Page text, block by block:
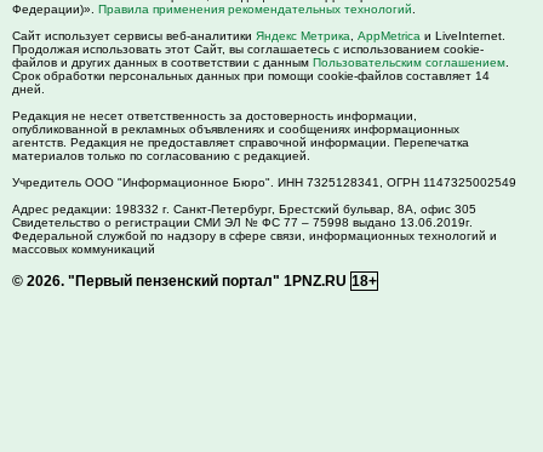
Федерации)». Правила применения рекомендательных технологий
Сайт использует сервисы веб-аналитики Яндекс Метрика AppMetrica и LiveInternet.
Продолжая использовать этот Сайт, вы соглашаетесь с использованием cookie-
файлов и других данных в соответствии с данным Пользовательским соглашением
Срок обработки персональных данных при помощи cookie-файлов составляет 14
дней.
Редакция не несет ответственность за достоверность информации,
опубликованной в рекламных объявлениях и сообщениях информационных
агентств. Редакция не предоставляет справочной информации. Перепечатка
материалов только по согласованию с редакцией.
Учредитель ООО "Информационное Бюро". ИНН 7325128341, ОГРН 1147325002549
Адрес редакции: 198332 г. Санкт-Петербург, Брестский бульвар, 8А, офис 305
Свидетельство о регистрации СМИ ЭЛ № ФС 77 – 75998 выдано 13.06.2019г.
Федеральной службой по надзору в сфере связи, информационных технологий и
массовых коммуникаций
© 2026. "Первый пензенский портал" 1PNZ.RU 18+